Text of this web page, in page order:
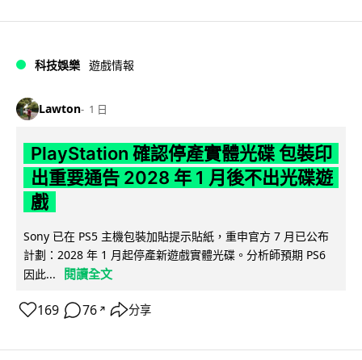
科技娛樂 遊戲情報
Lawton 1 日
PlayStation 確認停產實體光碟 包裝印
出重要通告 2028 年 1 月後不出光碟遊
戲
Sony 已在 PS5 主機包裝加貼提示貼紙，重申官方 7 月已公布
計劃：2028 年 1 月起停產新遊戲實體光碟。分析師預期 PS6
因此...
閱讀全文
169 76 ↗ 分享